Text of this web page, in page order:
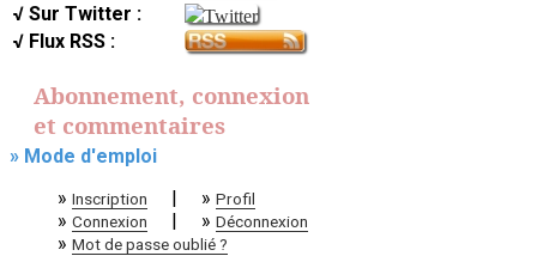
√ Sur Twitter :
√ Flux RSS :
Abonnement, connexion
et commentaires
» Mode d'emploi
» Inscription | » Profil
» Connexion | » Déconnexion
» Mot de passe oublié ?